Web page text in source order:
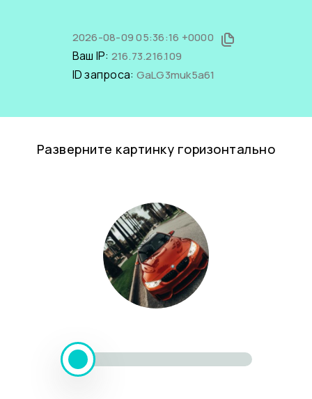
2026-08-09 05:36:16 +0000
Ваш IP: 216.73.216.109
ID запроса: GaLG3muk5a61
Разверните картинку горизонтально